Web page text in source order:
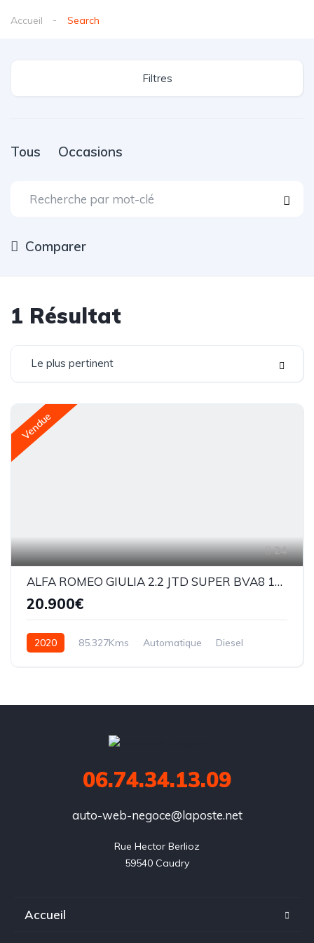
Accueil Search
Filtres
Tous Occasions
Comparer
1 Résultat
Le plus pertinent
Vendue
24
ALFA ROMEO GIULIA 2.2 JTD SUPER BVA8 160cv
20.900€
2020 85.327Kms Automatique
Diesel
06.74.34.13.09
auto-web-negoce@laposte.net
Rue Hector Berlioz
59540 Caudry
Accueil